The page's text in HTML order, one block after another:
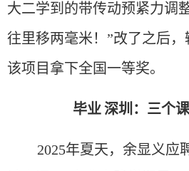
大二学到的带传动预紧力调
往里移两毫米！”改了之后
该项目拿下全国一等奖。
毕业深圳：三个
2025年夏天，余显义应